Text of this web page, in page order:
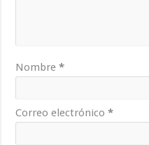
Nombre*
Correo electrónico*